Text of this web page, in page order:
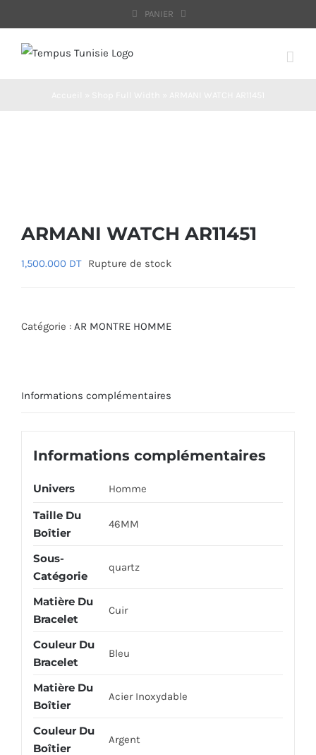
au
contenu
PANIER
ARMANI WATCH AR11451
1,500.000 DT Rupture de stock
Catégorie : AR MONTRE HOMME
Informations complémentaires
Informations complémentaires
Univers Homme
Taille Du
Boîtier
46MM
Sous-
Catégorie
quartz
Matière Du
Bracelet
Cuir
Couleur Du
Bracelet
Bleu
Matière Du
Boîtier
Acier Inoxydable
Couleur Du
Boîtier
Argent